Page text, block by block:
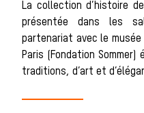
Chasser
La collection d’histoire
présentée dans les
partenariat avec le
Paris (Fondation
traditions, d’art et